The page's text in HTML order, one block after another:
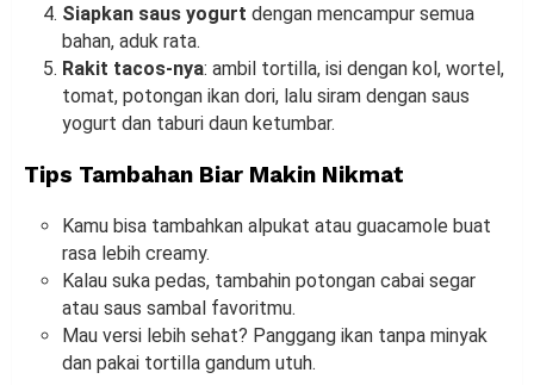
Siapkan saus yogurt dengan mencampur semua
bahan, aduk rata.
Rakit tacos-nya: ambil tortilla, isi dengan kol, wortel,
tomat, potongan ikan dori, lalu siram dengan saus
yogurt dan taburi daun ketumbar.
Tips Tambahan Biar Makin Nikmat
Kamu bisa tambahkan alpukat atau guacamole buat
rasa lebih creamy.
Kalau suka pedas, tambahin potongan cabai segar
atau saus sambal favoritmu.
Mau versi lebih sehat? Panggang ikan tanpa minyak
dan pakai tortilla gandum utuh.